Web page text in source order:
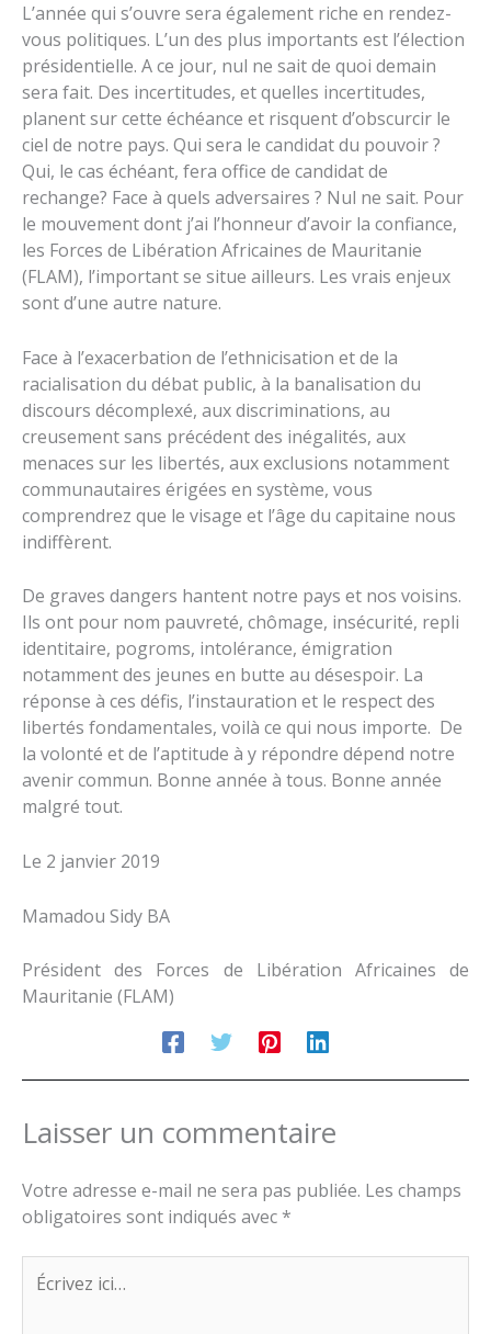
L’année qui s’ouvre sera également riche en rendez-
vous politiques. L’un des plus importants est l’élection
présidentielle. A ce jour, nul ne sait de quoi demain
sera fait. Des incertitudes, et quelles incertitudes,
planent sur cette échéance et risquent d’obscurcir le
ciel de notre pays. Qui sera le candidat du pouvoir ?
Qui, le cas échéant, fera office de candidat de
rechange? Face à quels adversaires ? Nul ne sait. Pour
le mouvement dont j’ai l’honneur d’avoir la confiance,
les Forces de Libération Africaines de Mauritanie
(FLAM), l’important se situe ailleurs. Les vrais enjeux
sont d’une autre nature.
Face à l’exacerbation de l’ethnicisation et de la
racialisation du débat public, à la banalisation du
discours décomplexé, aux discriminations, au
creusement sans précédent des inégalités, aux
menaces sur les libertés, aux exclusions notamment
communautaires érigées en système, vous
comprendrez que le visage et l’âge du capitaine nous
indiffèrent.
De graves dangers hantent notre pays et nos voisins.
Ils ont pour nom pauvreté, chômage, insécurité, repli
identitaire, pogroms, intolérance, émigration
notamment des jeunes en butte au désespoir. La
réponse à ces défis, l’instauration et le respect des
libertés fondamentales, voilà ce qui nous importe. De
la volonté et de l’aptitude à y répondre dépend notre
avenir commun. Bonne année à tous. Bonne année
malgré tout.
Le 2 janvier 2019
Mamadou Sidy BA
Président des Forces de Libération Africaines de
Mauritanie (FLAM)
Laisser un commentaire
Votre adresse e-mail ne sera pas publiée. Les champs
obligatoires sont indiqués avec *
Écrivez
ici…